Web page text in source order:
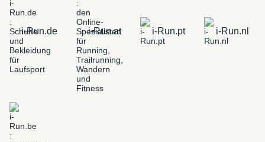
i-Run.de i-Run.at i-Run.pt i-Run.nl